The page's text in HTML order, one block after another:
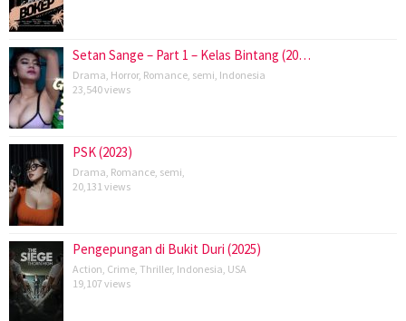
Setan Sange – Part 1 – Kelas Bintang (20…
Drama Horror, Romance semi Indonesia
23,540 views
PSK (2023)
Drama Romance semi
20,131 views
Pengepungan di Bukit Duri (2025)
Action Crime Thriller, Indonesia USA
19,107 views